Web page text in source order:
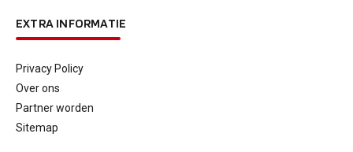
EXTRA INFORMATIE
Privacy Policy
Over ons
Partner worden
Sitemap